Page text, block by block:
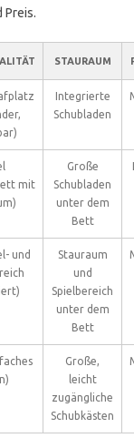
Preis.
STAURAUM
Integrierte
Schubladen
mit
Große
Schubladen
unter dem
Bett
und
Stauraum
und
Spielbereich
unter dem
Bett
Große,
leicht
zugängliche
Schubkästen